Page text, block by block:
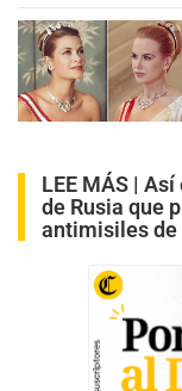
LEE MÁS | Así
de Rusia que
antimisiles de